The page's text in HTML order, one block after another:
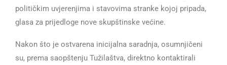
političkim uvjerenjima i stavovima stranke kojoj pripada,
glasa za prijedloge nove skupštinske većine.
Nakon što je ostvarena inicijalna saradnja, osumnjičeni
su, prema saopštenju Tužilaštva, direktno kontaktirali